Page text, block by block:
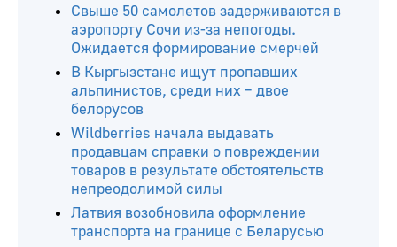
Свыше 50 самолетов задерживаются в
аэропорту Сочи из-за непогоды.
Ожидается формирование смерчей
В Кыргызстане ищут пропавших
альпинистов, среди них – двое
белорусов
Wildberries начала выдавать
продавцам справки о повреждении
товаров в результате обстоятельств
непреодолимой силы
Латвия возобновила оформление
транспорта на границе с Беларусью